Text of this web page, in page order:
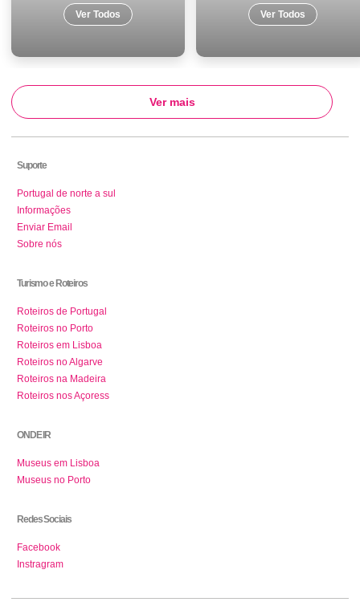
Ver Todos Ver Todos
Ver mais
Suporte
Portugal de norte a sul
Informações
Enviar Email
Sobre nós
Turismo e Roteiros
Roteiros de Portugal
Roteiros no Porto
Roteiros em Lisboa
Roteiros no Algarve
Roteiros na Madeira
Roteiros nos Açoress
ONDE IR
Museus em Lisboa
Museus no Porto
Redes Sociais
Facebook
Instragram